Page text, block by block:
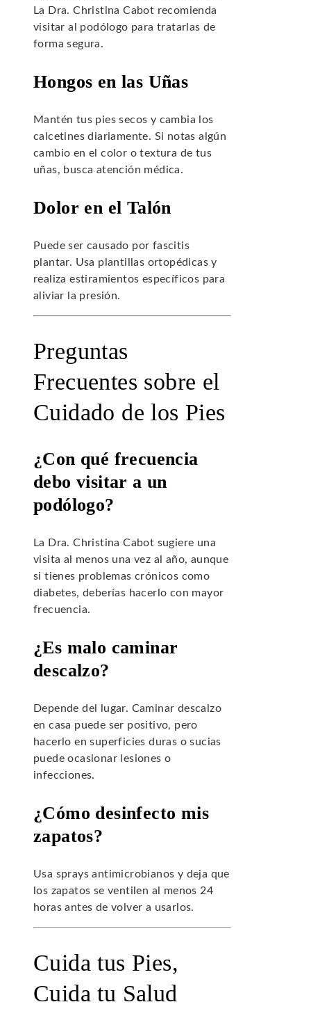
La Dra. Christina Cabot recomienda
visitar al podólogo para tratarlas de
forma segura.
Hongos en las Uñas
Mantén tus pies secos y cambia los
calcetines diariamente. Si notas algún
cambio en el color o textura de tus
uñas, busca atención médica.
Dolor en el Talón
Puede ser causado por fascitis
plantar. Usa plantillas ortopédicas y
realiza estiramientos específicos para
aliviar la presión.
Preguntas
Frecuentes sobre el
Cuidado de los Pies
¿Con qué frecuencia
debo visitar a un
podólogo?
La Dra. Christina Cabot sugiere una
visita al menos una vez al año, aunque
si tienes problemas crónicos como
diabetes, deberías hacerlo con mayor
frecuencia.
¿Es malo caminar
descalzo?
Depende del lugar. Caminar descalzo
en casa puede ser positivo, pero
hacerlo en superficies duras o sucias
puede ocasionar lesiones o
infecciones.
¿Cómo desinfecto mis
zapatos?
Usa sprays antimicrobianos y deja que
los zapatos se ventilen al menos 24
horas antes de volver a usarlos.
Cuida tus Pies,
Cuida tu Salud